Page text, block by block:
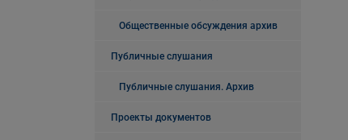
Общественные обсуждения архив
Публичные слушания
Публичные слушания. Архив
Проекты документов